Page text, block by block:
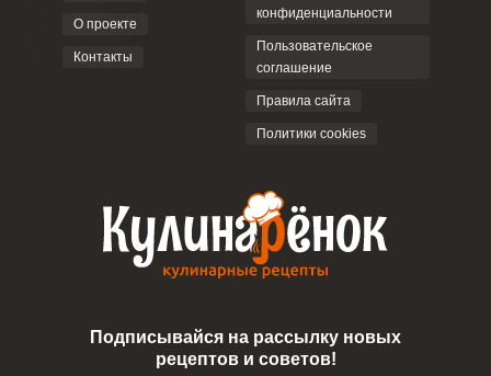
О проекте
Контакты
конфиденциальности
Пользовательское
соглашение
Правила сайта
Политики cookies
Подписывайся на рассылку новых
рецептов и советов!